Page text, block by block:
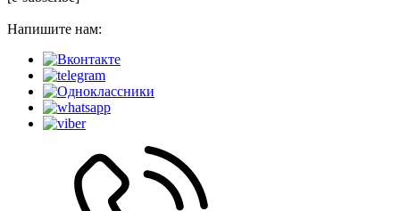
Напишите нам: